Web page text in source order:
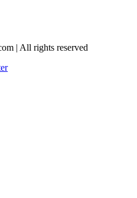
| All rights reserved